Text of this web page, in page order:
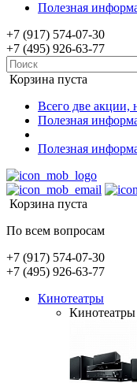
Полезная
+7 (917) 574-07-30
+7 (495) 926-63-77
Корзина пуста
Всего две акции,
Полезная
Полезная
Корзина пуста
По всем вопросам
+7 (917) 574-07-30
+7 (495) 926-63-77
Кинотеатры
Кинотеатры